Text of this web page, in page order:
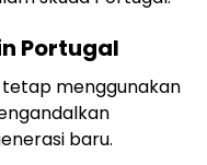
Portugal
menggunakan
baru.